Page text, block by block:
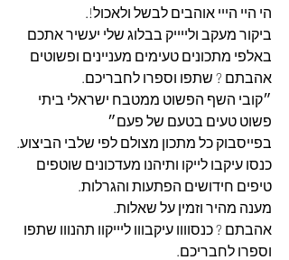
הי היי הייי אוהבים לבשל ולאכול!.
ביקור מעקב ולייייק בבלוג שלי יעשיר אתכם
באלפי מתכונים טעימים מעניינים ופשוטים
אהבתם ? שתפו וספרו לחבריכם.
״קובי השף הפשוט ממטבח ישראלי ביתי
פשוט טעים בטעם של פעם״
בפייסבוק כל מתכון מצולם לפי שלבי הביצוע.
כנסו עיקבו לייקו ותיהנו מעדכונים שוטפים
טיפים חידושים הפתעות והגרלות.
מענה מהיר וזמין על שאלות.
אהבתם ? כנסוווו עיקבווו ליייקוו תהנווו שתפו
וספרו לחבריכם.